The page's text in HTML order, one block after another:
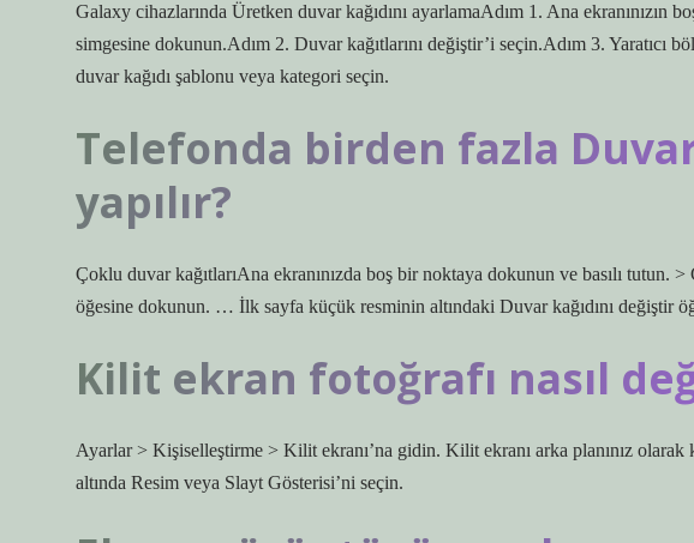
Galaxy cihazlarında Üretken duvar kağıdını ayarlamaAdım 1. Ana ekranınızın
simgesine dokunun.Adım 2. Duvar kağıtlarını değiştir’i seçin.Adım 3. Yaratıcı
duvar kağıdı şablonu veya kategori seçin.
Telefonda birden fazla Duvar
yapılır?
Çoklu duvar kağıtlarıAna ekranınızda boş bir noktaya dokunun ve basılı tutun.
öğesine dokunun. … İlk sayfa küçük resminin altındaki Duvar kağıdını değiştir
Kilit ekran fotoğrafı nasıl
Ayarlar > Kişiselleştirme > Kilit ekranı’na gidin. Kilit ekranı arka planınız
altında Resim veya Slayt Gösterisi’ni seçin.